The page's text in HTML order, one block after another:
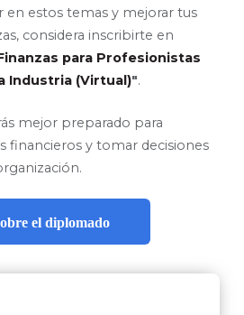
en estos temas y mejorar tus
considera inscribirte en
para Profesionistas
Industria (Virtual)".
mejor preparado para
financieros y tomar decisiones
el diplomado